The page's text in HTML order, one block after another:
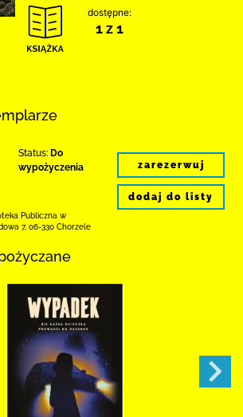
dostępne:
1 z 1
Status: Do
wypożyczenia
Publiczna w
7, 06-330 Chorzele
zarezerwuj
dodaj do listy